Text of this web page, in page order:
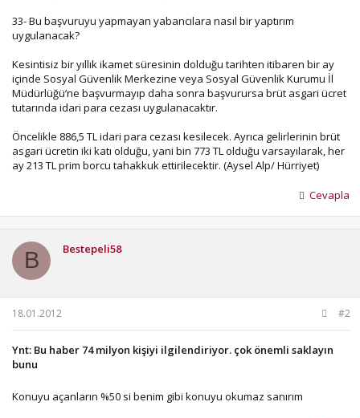
33- Bu başvuruyu yapmayan yabancılara nasıl bir yaptırım
uygulanacak?
Kesintisiz bir yıllık ikamet süresinin dolduğu tarihten itibaren bir ay
içinde Sosyal Güvenlik Merkezine veya Sosyal Güvenlik Kurumu İl
Müdürlüğü’ne başvurmayıp daha sonra başvurursa brüt asgari ücret
tutarında idari para cezası uygulanacaktır.
Öncelikle 886,5 TL idari para cezası kesilecek. Ayrıca gelirlerinin brüt
asgari ücretin iki katı olduğu, yani bin 773 TL olduğu varsayılarak, her
ay 213 TL prim borcu tahakkuk ettirilecektir. (Aysel Alp/ Hürriyet)
Cevapla
B Bestepeli58
18.01.2012 #2
Ynt: Bu haber 74 milyon kişiyi ilgilendiriyor. çok önemli saklayın
bunu
Konuyu açanların %50 si benim gibi konuyu okumaz sanırım